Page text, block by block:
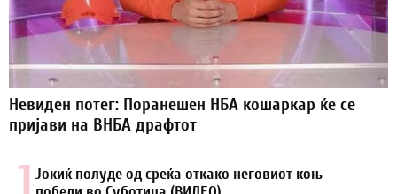
Невиден потег: Поранешен НБА кошаркар ќе се
пријави на ВНБА драфтот
Јокиќ полуде од среќа откако неговиот коњ